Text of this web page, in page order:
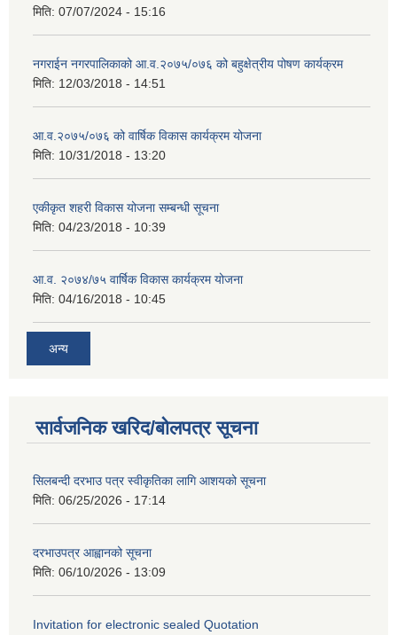
मिति: 07/07/2024 - 15:16
नगराईन नगरपालिकाको आ.व.२०७५/०७६ को बहुक्षेत्रीय पोषण कार्यक्रम
मिति: 12/03/2018 - 14:51
आ.व.२०७५/०७६ को वार्षिक विकास कार्यक्रम योजना
मिति: 10/31/2018 - 13:20
एकीकृत शहरी विकास योजना सम्बन्धी सूचना
मिति: 04/23/2018 - 10:39
आ.व. २०७४/७५ वार्षिक विकास कार्यक्रम योजना
मिति: 04/16/2018 - 10:45
अन्य
सार्वजनिक खरिद/बोलपत्र सूचना
सिलबन्दी दरभाउ पत्र स्वीकृतिका लागि आशयको सूचना
मिति: 06/25/2026 - 17:14
दरभाउपत्र आह्वानको सूचना
मिति: 06/10/2026 - 13:09
Invitation for electronic sealed Quotation